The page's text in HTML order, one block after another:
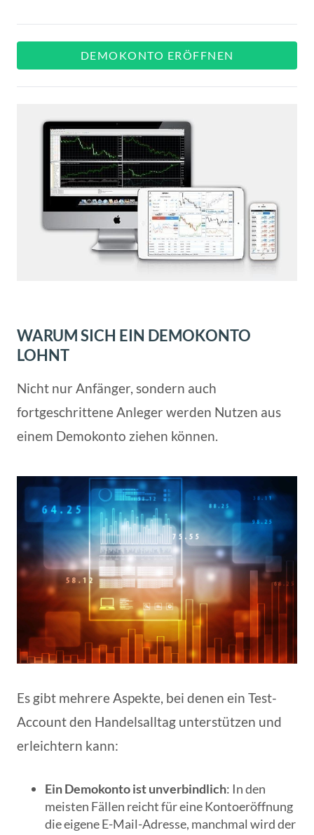
DEMOKONTO ERÖFFNEN
WARUM SICH EIN DEMOKONTO
LOHNT
Nicht nur Anfänger, sondern auch
fortgeschrittene Anleger werden Nutzen aus
einem Demokonto ziehen können.
Es gibt mehrere Aspekte, bei denen ein Test-
Account den Handelsalltag unterstützen und
erleichtern kann:
Ein Demokonto ist unverbindlich: In den
meisten Fällen reicht für eine Kontoeröffnung
die eigene E-Mail-Adresse, manchmal wird der